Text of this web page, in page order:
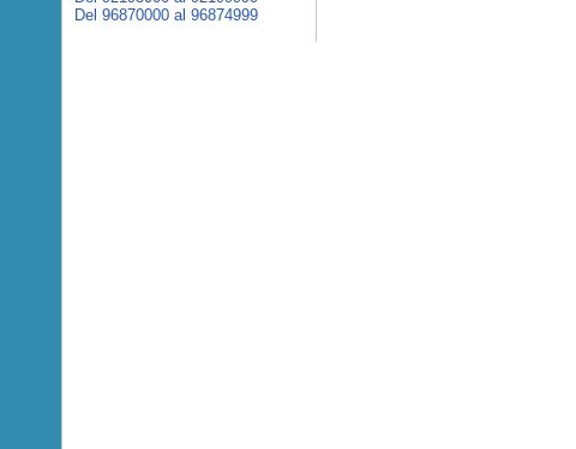
Del 96870000 al 96874999